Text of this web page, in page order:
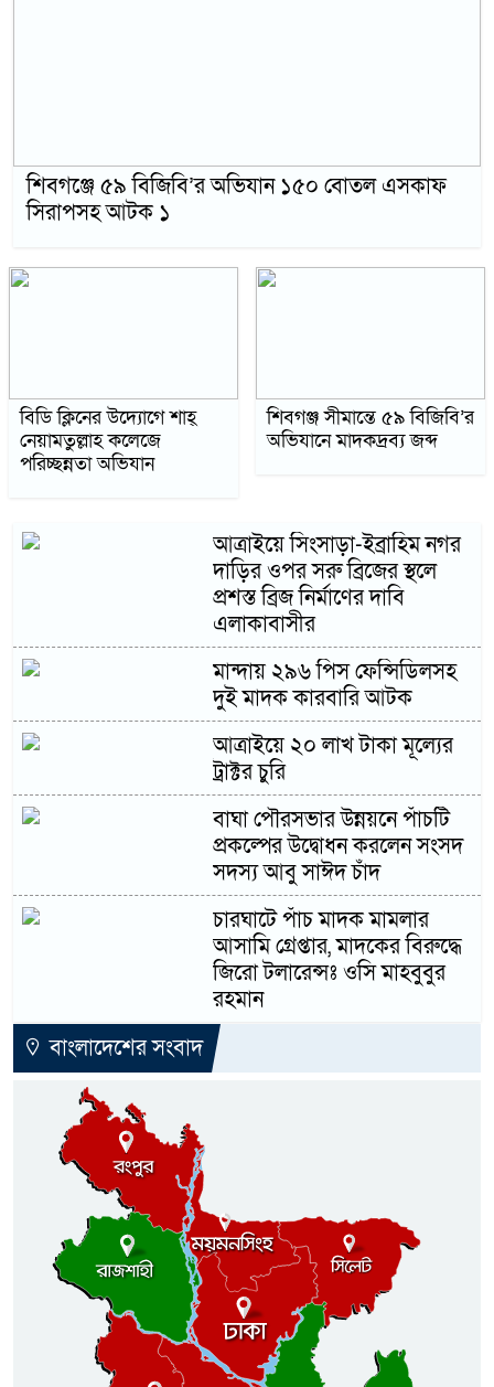
শিবগঞ্জে ৫৯ বিজিবি’র অভিযান ১৫০ বোতল এসকাফ
সিরাপসহ আটক ১
বিডি ক্লিনের উদ্যোগে শাহ্
নেয়ামতুল্লাহ কলেজে
পরিচ্ছন্নতা অভিযান
শিবগঞ্জ সীমান্তে ৫৯ বিজিবি’র
অভিযানে মাদকদ্রব্য জব্দ
আত্রাইয়ে সিংসাড়া-ইব্রাহিম নগর
দাড়ির ওপর সরু ব্রিজের স্থলে
প্রশস্ত ব্রিজ নির্মাণের দাবি
এলাকাবাসীর
মান্দায় ২৯৬ পিস ফেন্সিডিলসহ
দুই মাদক কারবারি আটক
আত্রাইয়ে ২০ লাখ টাকা মূল্যের
ট্রাক্টর চুরি
বাঘা পৌরসভার উন্নয়নে পাঁচটি
প্রকল্পের উদ্বোধন করলেন সংসদ
সদস্য আবু সাঈদ চাঁদ
চারঘাটে পাঁচ মাদক মামলার
আসামি গ্রেপ্তার, মাদকের বিরুদ্ধে
জিরো টলারেন্সঃ ওসি মাহবুবুর
রহমান
বাংলাদেশের সংবাদ